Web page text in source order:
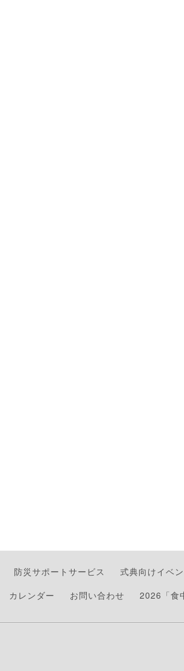
防災サポートサービス 式典向けイベ
カレンダー お問い合わせ 2026「食